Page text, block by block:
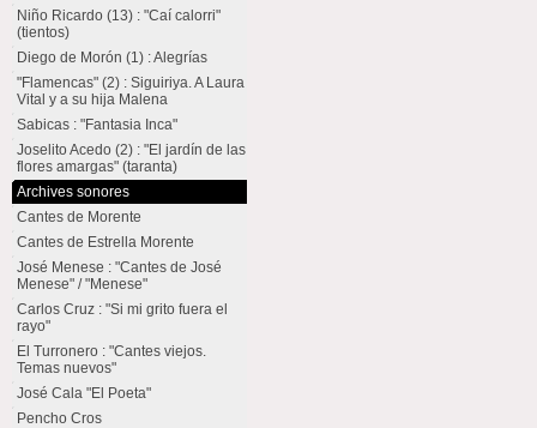
Niño Ricardo (13) : "Caí calorri"
(tientos)
Diego de Morón (1) : Alegrías
"Flamencas" (2) : Siguiriya. A Laura
Vital y a su hija Malena
Sabicas : "Fantasia Inca"
Joselito Acedo (2) : "El jardín de las
flores amargas" (taranta)
Archives sonores
Cantes de Morente
Cantes de Estrella Morente
José Menese : "Cantes de José
Menese" / "Menese"
Carlos Cruz : "Si mi grito fuera el
rayo"
El Turronero : "Cantes viejos.
Temas nuevos"
José Cala "El Poeta"
Pencho Cros